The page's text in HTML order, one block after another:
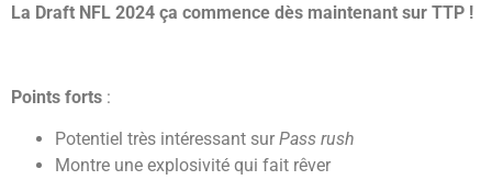
La Draft NFL 2024 ça commence dès maintenant sur TTP !
Points forts :
Potentiel très intéressant sur Pass rush
Montre une explosivité qui fait rêver